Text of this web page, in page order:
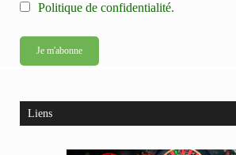
Politique de confidentialité.
Liens